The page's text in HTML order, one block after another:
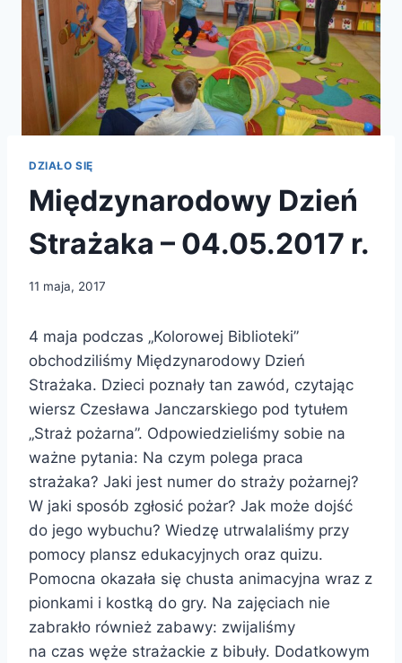
DZIAŁO SIĘ
Międzynarodowy Dzień
Strażaka – 04.05.2017 r.
11 maja, 2017
4 maja podczas „Kolorowej Biblioteki”
obchodziliśmy Międzynarodowy Dzień
Strażaka. Dzieci poznały tan zawód, czytając
wiersz Czesława Janczarskiego pod tytułem
„Straż pożarna”. Odpowiedzieliśmy sobie na
ważne pytania: Na czym polega praca
strażaka? Jaki jest numer do straży pożarnej?
W jaki sposób zgłosić pożar? Jak może dojść
do jego wybuchu? Wiedzę utrwalaliśmy przy
pomocy plansz edukacyjnych oraz quizu.
Pomocna okazała się chusta animacyjna wraz z
pionkami i kostką do gry. Na zajęciach nie
zabrakło również zabawy: zwijaliśmy
na czas węże strażackie z bibuły. Dodatkowym